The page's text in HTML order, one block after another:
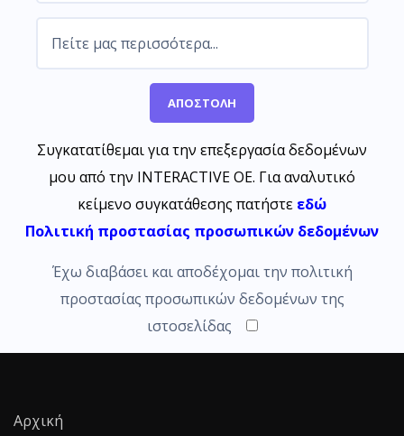
Συγκατατίθεμαι για την επεξεργασία δεδομένων
μου από την INTERACTIVE OE. Για αναλυτικό
κείμενο συγκατάθεσης πατήστε εδώ
Πολιτική προστασίας προσωπικών δεδομένων
Έχω διαβάσει και αποδέχομαι την πολιτική
προστασίας προσωπικών δεδομένων της
ιστοσελίδας
Αρχική